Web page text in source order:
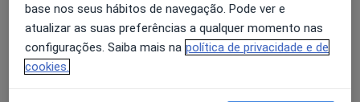
Serviços e preços
Aparelho Fixo
Detalhes
base nos seus hábitos de navegação. Pode ver e
atualizar as suas preferências a qualquer momento nas
configurações. Saiba mais na política de privacidade e de
cookies.